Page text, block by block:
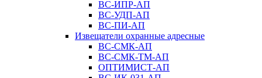
ВС-ИПР-АП
ВС-УДП-АП
ВС-ПИ-АП
Извещатели охранные адресные
ВС-СМК-АП
ВС-СМК-ТМ-АП
ОПТИМИСТ-АП